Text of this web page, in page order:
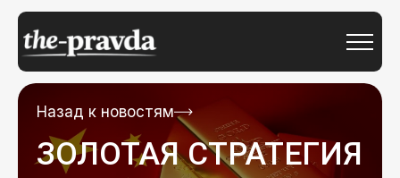
Назад к новостям
ЗОЛОТАЯ СТРАТЕГИЯ